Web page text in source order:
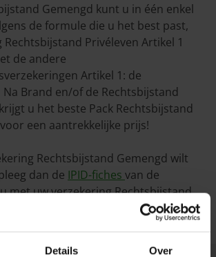
Details Over
Gemengd kunt u in één enkel
de formule die u het best past,
Rechtsbijstand Privéleven Artikel 1
de andere
Artikel 1: de
Brand en/of de Rechtsbijstand
u het beste Pack Rechtsbijstand
een aantrekkelijke prijs!
Rechtsbijstand Gemengd wilt
dan de IPID-fiches van de
met uw verzekering Rechtsbijstand